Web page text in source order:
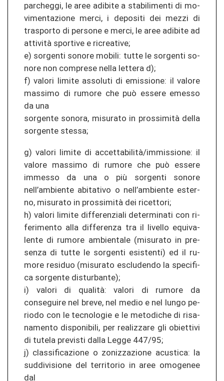
par­che­g­gi, le aree ad­ibi­te a sta­bi­li­men­ti di mo­
vi­men­ta­zio­ne merci, i de­po­si­ti dei mezzi di
tras­por­to di per­so­ne e merci, le aree ad­ibi­te ad
attività spor­ti­ve e ri­crea­ti­ve;
e) sor­gen­ti so­no­re mo­bi­li: tutte le sor­gen­ti so­
no­re non com­pre­se nella let­te­ra d);
f) va­lo­ri li­mi­te as­so­lu­ti di emis­sio­ne: il va­lo­re
mas­si­mo di ru­mo­re che può es­se­re em­es­so
da una
sor­gen­te so­no­ra, mi­su­ra­to in prossimità della
sor­gen­te st­es­sa;
g) va­lo­ri li­mi­te di accettabilità/im­mis­sio­ne: il
va­lo­re mas­si­mo di ru­mo­re che può es­se­re
imm­es­so da una o più sor­gen­ti so­no­re
nell’amb­ien­te ab­ita­ti­vo o nell’amb­ien­te ester­
no, mi­su­ra­to in prossimità dei ri­cet­to­ri;
h) va­lo­ri li­mi­te dif­fe­ren­zia­li de­ter­mi­na­ti con ri­
fe­rimen­to alla dif­fe­ren­za tra il li­vel­lo equi­va­
len­te di ru­mo­re amb­ien­ta­le (mi­su­ra­to in pre­
sen­za di tutte le sor­gen­ti esis­ten­ti) ed il ru­
mo­re re­si­duo (mi­su­ra­to es­clu­den­do la spe­ci­fi­
ca sor­gen­te dis­tur­ban­te);
i) va­lo­ri di qualità: va­lo­ri di ru­mo­re da
consegui­re nel breve, nel medio e nel lungo pe­
rio­do con le tec­no­lo­gie e le me­to­di­che di ri­sa­
na­men­to dis­po­n­ibi­li, per re­a­li­z­za­re gli ob­iet­ti­vi
di tu­te­la pre­vis­ti dalla Legge 447/95;
j) clas­si­fi­ca­zio­ne o zo­ni­z­za­zio­ne acus­ti­ca: la
su­d­di­vi­sio­ne del ter­ri­to­rio in aree omo­ge­nee
dal